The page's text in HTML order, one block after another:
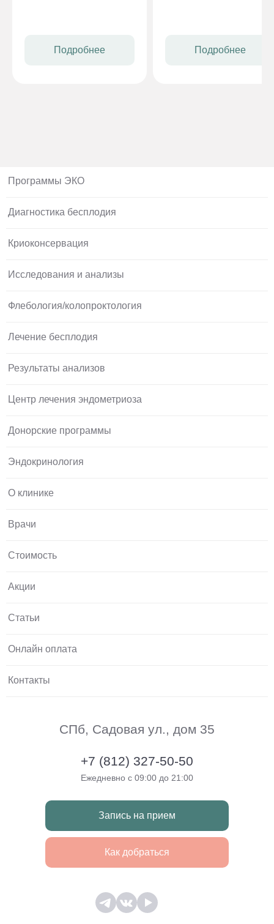
Fertility Center of Texas в
Подробнее Подробнее
Программы ЭКО
Диагностика бесплодия
Криоконсервация
Исследования и анализы
Флебология/колопроктология
Лечение бесплодия
Результаты анализов
Центр лечения эндометриоза
Донорские программы
Эндокринология
О клинике
Врачи
Стоимость
Акции
Статьи
Онлайн оплата
Контакты
СПб, Садовая ул., дом 35
+7 (812) 327-50-50
Ежедневно с 09:00 до 21:00
Запись на прием
Как добраться